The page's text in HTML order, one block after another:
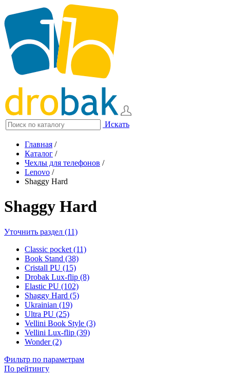
Искать
Главная /
Каталог /
Чехлы для телефонов /
Lenovo /
Shaggy Hard
Shaggy Hard
Уточнить раздел (11)
Classic pocket (11)
Book Stand (38)
Cristall PU (15)
Drobak Lux-flip (8)
Elastic PU (102)
Shaggy Hard (5)
Ukrainian (19)
Ultra PU (25)
Vellini Book Style (3)
Vellini Lux-flip (39)
Wonder (2)
Фильтр по параметрам
По рейтингу